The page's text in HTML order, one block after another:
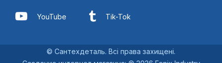
YouTube Tik-Tok
© Сантехдеталь. Всі права захищені.